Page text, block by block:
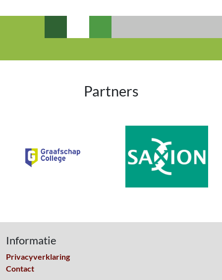
Partners
Informatie
Privacyverklaring
Contact